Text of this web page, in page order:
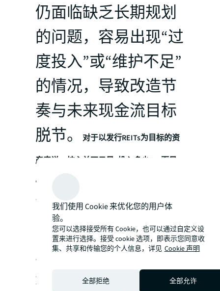
仍面临缺乏长期规划
的问题，容易出现“过
度投入”或“维护不足”
的情况，导致改造节
奏与未来现金流目标
脱节。
对于以发行REITs为目标的资
产来说，核心并不只是“投入多少”，而是
“是否能够形成长期可持续的收益回报”。
市场逐步进入存量运
营时代后，越来越多
原始权益人开始提前
进行资产培育与升级
我们使用 Cookie 来优化您的用户体
验。
您可以选择接受所有 Cookie，也可以通过自定义设
置来进行选择。接受 cookie 选项，即表示您同意收
集、共享和传输您的个人信息，详见 Cookie 声明
全部拒绝
全部允许